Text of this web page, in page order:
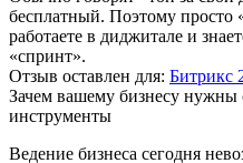
бесплатный. Поэтому просто
работаете в диджитале и
«спринт».
Отзыв оставлен для: Битрикс
Зачем вашему бизнесу
инструменты
Ведение бизнеса сегодня